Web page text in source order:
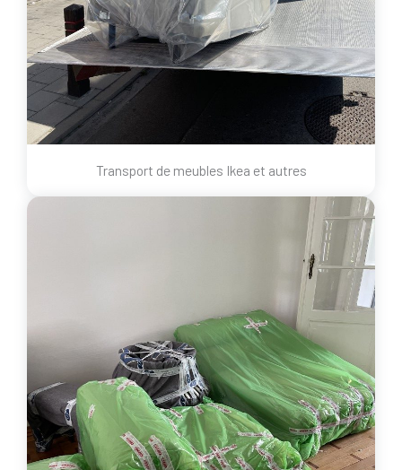
Transport de meubles Ikea et autres